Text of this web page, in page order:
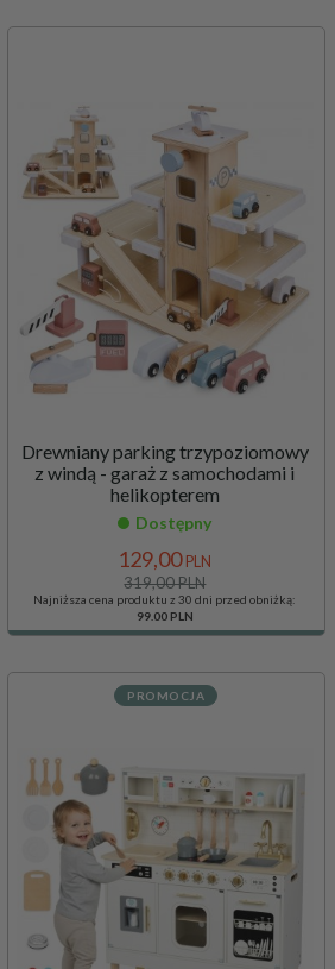
Drewniany parking trzypoziomowy
z windą - garaż z samochodami i
helikopterem
Dostępny
129,00 PLN
319,00 PLN
Najniższa cena produktu z 30 dni przed obniżką:
99.00 PLN
PROMOCJA